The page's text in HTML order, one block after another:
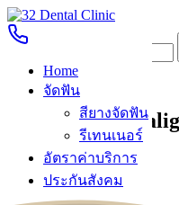
Skip
to
content
Home
จัดฟัน
สียางจัดฟัน
รีเทนเนอร์
อัตราค่าบริการ
ประกันสังคม
Search
จัดฟันใส (Invisalign)
จัดฟันใส